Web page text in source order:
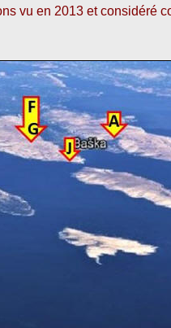
vu en 2013 et considéré